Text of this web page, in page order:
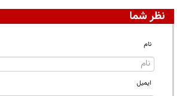
نظر شما
نام
ایمیل